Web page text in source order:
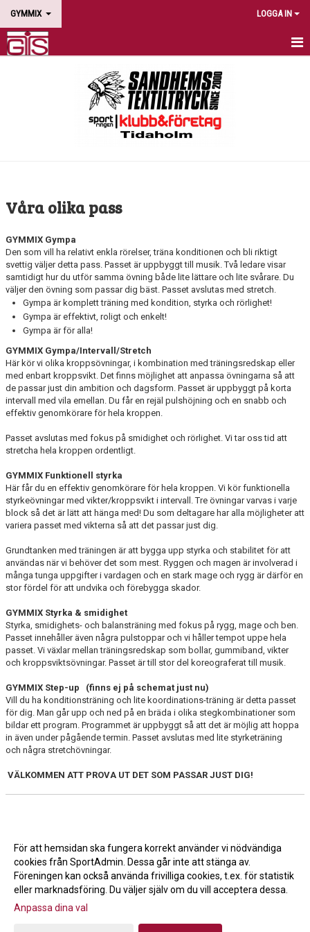
GYMMIX LOGGA IN
KALENDER
KONTAKT
Våra olika pass
GYMMIX Gympa
Den som vill ha relativt enkla rörelser, träna konditionen och bli riktigt
svettig väljer detta pass. Passet är uppbyggt till musik. Två ledare visar
samtidigt hur du utför samma övning både lite lättare och lite svårare. Du
väljer den övning som passar dig bäst. Passet avslutas med stretch.
Gympa är komplett träning med kondition, styrka och rörlighet!
Gympa är effektivt, roligt och enkelt!
Gympa är för alla!
GYMMIX Gympa/Intervall/Stretch
Här kör vi olika kroppsövningar, i kombination med träningsredskap eller
med enbart kroppsvikt. Det finns möjlighet att anpassa övningarna så att
de passar just din ambition och dagsform. Passet är uppbyggt på korta
intervall med vila emellan. Du får en rejäl pulshöjning och en snabb och
effektiv genomkörare för hela kroppen.
Passet avslutas med fokus på smidighet och rörlighet. Vi tar oss tid att
stretcha hela kroppen ordentligt.
GYMMIX Funktionell styrka
Här får du en effektiv genomkörare för hela kroppen. Vi kör funktionella
styrkeövningar med vikter/kroppsvikt i intervall. Tre övningar varvas i varje
block så det är lätt att hänga med! Du som deltagare har alla möjligheter att
variera passet med vikterna så att det passar just dig.
Grundtanken med träningen är att bygga upp styrka och stabilitet för att
användas när vi behöver det som mest. Ryggen och magen är involverad i
många tunga uppgifter i vardagen och en stark mage och rygg är därför en
stor fördel för att undvika och förebygga skador.
GYMMIX Styrka & smidighet
Styrka, smidighets- och balansträning med fokus på rygg, mage och ben.
Passet innehåller även några pulstoppar och vi håller tempot uppe hela
passet. Vi växlar mellan träningsredskap som bollar, gummiband, vikter
och kroppsviktsövningar. Passet är till stor del koreograferat till musik.
GYMMIX Step-up (finns ej på schemat just nu)
Vill du ha konditionsträning och lite koordinations-träning är detta passet
för dig. Man går upp och ned på en bräda i olika stegkombinationer som
bildar ett program. Programmet är uppbyggt så att det är möjlig att hoppa
in även under pågående termin. Passet avslutas med lite styrketräning
och några stretchövningar.
VÄLKOMMEN ATT PROVA UT DET SOM PASSAR JUST DIG!
Gå till Webbversion
För att hemsidan ska fungera korrekt använder vi nödvändiga
cookies från SportAdmin. Dessa går inte att stänga av.
Föreningen kan också använda frivilliga cookies, t.ex. för statistik
eller marknadsföring. Du väljer själv om du vill acceptera dessa.
Anpassa dina val